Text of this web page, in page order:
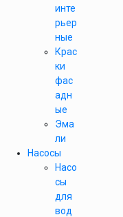
инте
рьер
ные
Крас
ки
фас
адн
ые
Эма
ли
Насосы
Насо
сы
для
вод